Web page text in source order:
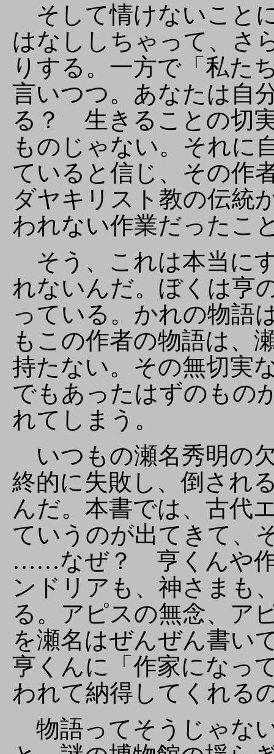
そして情けないこと
はなししちゃって、さ
りする。一方で「私た
言いつつ。あなたは自
る？ 生きることの切
ものじゃない。それに
ていると信じ、その作
ダヤキリスト教の伝統
われない作業だったこ
そう、これは本当に
れないんだ。ぼくは亨
っている。かれの物語
もこの作者の物語は、
持たない。その無切実
でもあったはずのもの
れてしまう。
いつもの瀬名秀明の
終的に失敗し、倒され
んだ。本書では、古代
ていうのが出てきて、
……なぜ？ 亨くんや作
ンドリアも、神さまも
る。アピスの無念、
を瀬名はぜんぜん書い
亨くんに「作家になっ
われて納得してくれる
物語ってそうじゃな